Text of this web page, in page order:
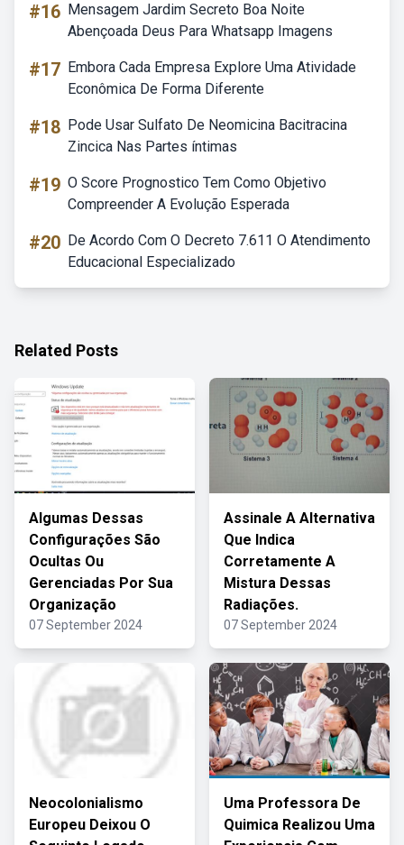
#16 Mensagem Jardim Secreto Boa Noite
Abençoada Deus Para Whatsapp Imagens
#17 Embora Cada Empresa Explore Uma Atividade
Econômica De Forma Diferente
#18 Pode Usar Sulfato De Neomicina Bacitracina
Zincica Nas Partes íntimas
#19 O Score Prognostico Tem Como Objetivo
Compreender A Evolução Esperada
#20 De Acordo Com O Decreto 7.611 O Atendimento
Educacional Especializado
Related Posts
Algumas Dessas
Configurações São
Ocultas Ou
Gerenciadas Por Sua
Organização
07 September 2024
Assinale A Alternativa
Que Indica
Corretamente A
Mistura Dessas
Radiações.
07 September 2024
Neocolonialismo
Europeu Deixou O
Uma Professora De
Quimica Realizou Uma